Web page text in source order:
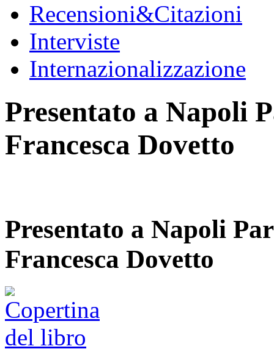
Recensioni&Citazioni
Interviste
Internazionalizzazione
Presentato a Napoli
Francesca Dovetto
Presentato a Napoli
Francesca Dovetto